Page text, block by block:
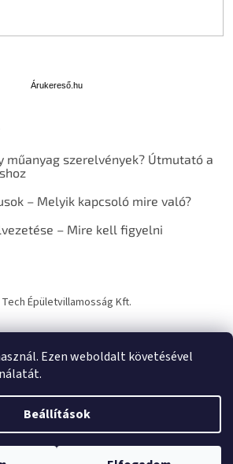
Ezen weboldalt követésével
Beállítások
s
ő
Árukereső.hu
műanyag szerelvények? Útmutató a
– Melyik kapcsoló mire való?
– Mire kell figyelni
Tech Épületvillamosság Kft.
Studio. Minden jog fenntartva.Süti